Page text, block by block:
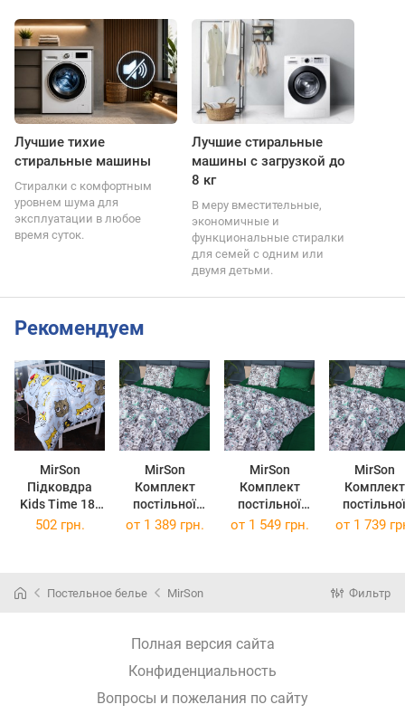
Лучшие тихие
стиральные машины
Стиралки с комфортным
уровнем шума для
эксплуатации в любое
время суток.
Лучшие стиральные
машины с загрузкой до
8 кг
В меру вместительные,
экономичные и
функциональные стиралки
для семей с одним или
двумя детьми.
Рекомендуем
MirSon
Підковдра
Kids Time 18-
0007 Cool Cat
MirSon
Комплект
постільної
білизни
Бязь
MirSon
Комплект
постільної
білизни
MirSon
Комплект
постільної
білизни King
502 грн. от 1 389 грн. от 1 549 грн. от 1 739
Постельное белье MirSon Фильтр
Полная версия сайта
Конфиденциальность
Вопросы и пожелания по сайту